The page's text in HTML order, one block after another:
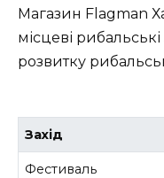
Магазин Flagman
місцеві
розвитку
Захід
Фестиваль